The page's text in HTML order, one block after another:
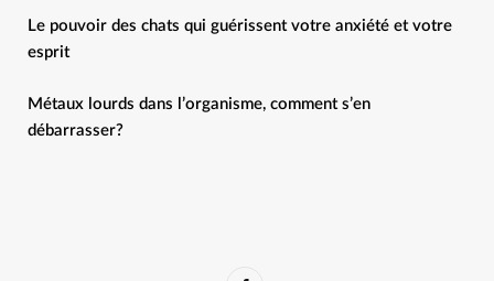
Le pouvoir des chats qui guérissent votre anxiété et votre
esprit
Métaux lourds dans l’organisme, comment s’en
débarrasser?